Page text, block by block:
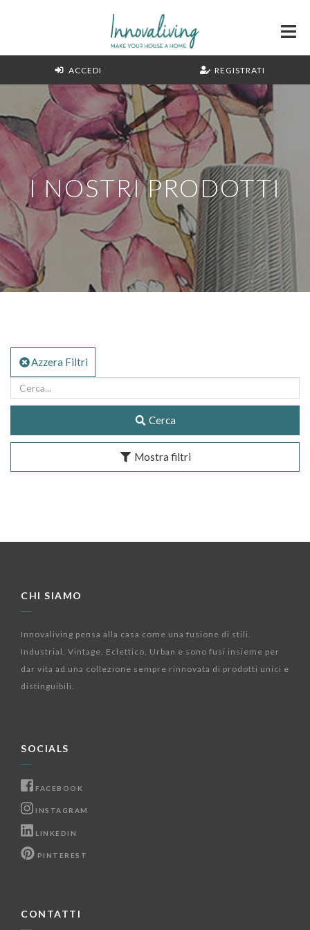
ACCEDI REGISTRATI
I NOSTRI PRODOTTI
Azzera Filtri
Cerca
Mostra filtri
CHI SIAMO
Innovaliving pensa alla casa come una fusione di stili.
Industrial, Vintage, Eclettico, Urban e sono fusi insieme per
dar vita ad una collezione sempre rinnovata di prodotti unici e
distinguibili.
SOCIALS
FACEBOOK
INSTAGRAM
LINKEDIN
PINTEREST
CONTATTI